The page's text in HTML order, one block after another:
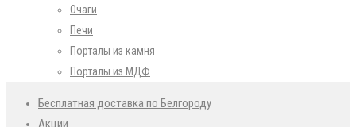
Очаги
Печи
Порталы из камня
Порталы из МДФ
Бесплатная доставка по Белгороду
Акции